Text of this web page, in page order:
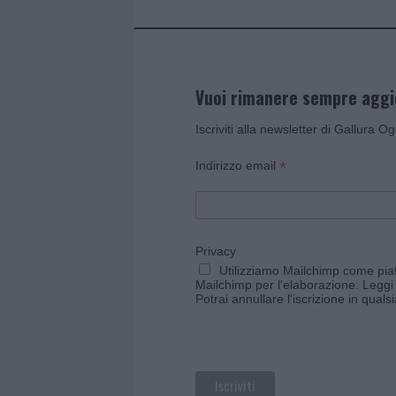
Vuoi rimanere sempre
Iscriviti alla newsletter di Gallura
Indirizzo email *
Privacy
Utilizziamo Mailchimp come
Mailchimp per l'elaborazione.
Potrai annullare l'iscrizione in